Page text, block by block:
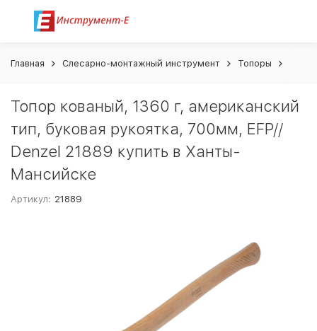
Главная Слесарно-монтажный инструмент Топоры
Топор кованый, 1360 г, американский
тип, буковая рукоятка, 700мм, EFP//
Denzel 21889 купить в Ханты-
Мансийске
Артикул: 21889